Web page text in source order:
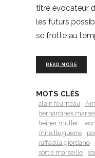
titre évocateur
les futurs
se frotte au
READ MORE
MOTS CLÉS
alain fourneau
bernardines
heiner muller
mireille guerre
raffaella giordano
sortie marseille